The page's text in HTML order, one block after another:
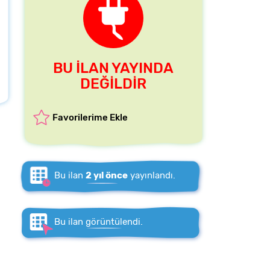
BU İLAN YAYINDA
DEĞİLDİR
Favorilerime Ekle
Bu ilan 2 yıl önce yayınlandı.
Bu ilan görüntülendi.